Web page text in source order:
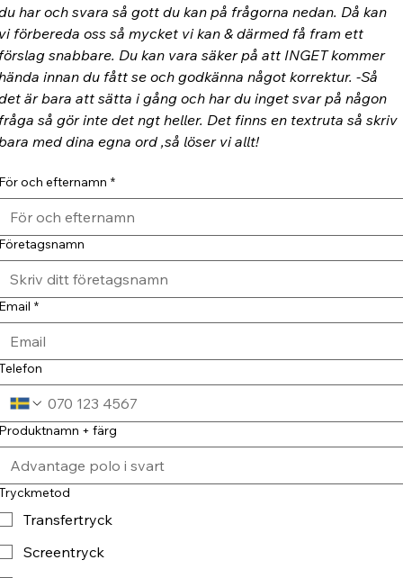
har och svara så gott du kan på frågorna nedan. Då kan
förbereda oss så mycket vi kan & därmed få fram ett
snabbare. Du kan vara säker på att INGET kommer
innan du fått se och godkänna något korrektur. -Så
är bara att sätta i gång och har du inget svar på någon
så gör inte det ngt heller. Det finns en textruta så skriv
med dina egna ord ,så löser vi allt!
och efternamn *
*
+ färg
Transfertryck
Screentryck